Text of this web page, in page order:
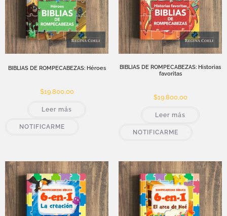
BIBLIAS DE ROMPECABEZAS: Héroes
$19.800,00
Leer más
NOTIFICARME
BIBLIAS DE ROMPECABEZAS: Historias
favoritas
$19.800,00
Leer más
NOTIFICARME